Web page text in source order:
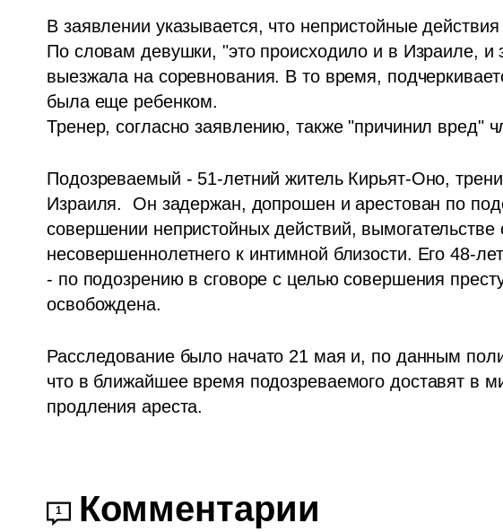
В заявлении указывается, что непристойные
По словам девушки, "это происходило и в Израиле, и
выезжала на соревнования. В то время,
была еще ребенком.
Тренер, согласно заявлению, также "причинил вред"
Подозреваемый - 51-летний житель Кирьят-Оно,
Израиля.  Он задержан, допрошен и арестован по
совершении непристойных действий, вымогательстве
несовершеннолетнего к интимной близости. Его 48-
- по подозрению в сговоре с целью совершения
освобождена.
Расследование было начато 21 мая и, по данным
что в ближайшее время подозреваемого доставят в
продления ареста.
1 Комментарии